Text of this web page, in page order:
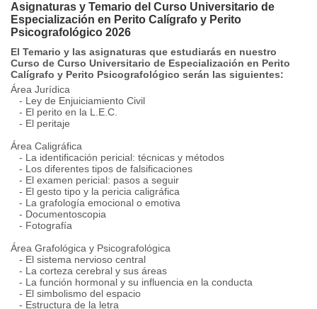
Asignaturas y Temario del Curso Universitario de
Especialización en Perito Calígrafo y Perito
Psicografológico 2026
El Temario y las asignaturas que estudiarás en nuestro
Curso de Curso Universitario de Especialización en Perito
Calígrafo y Perito Psicografológico serán las siguientes:
Área Jurídica
- Ley de Enjuiciamiento Civil
- El perito en la L.E.C.
- El peritaje
Área Caligráfica
- La identificación pericial: técnicas y métodos
- Los diferentes tipos de falsificaciones
- El examen pericial: pasos a seguir
- El gesto tipo y la pericia caligráfica
- La grafología emocional o emotiva
- Documentoscopia
- Fotografía
Área Grafológica y Psicografológica
- El sistema nervioso central
- La corteza cerebral y sus áreas
- La función hormonal y su influencia en la conducta
- El simbolismo del espacio
- Estructura de la letra